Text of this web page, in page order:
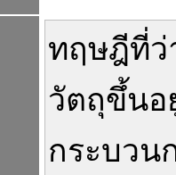
ทฤษฎีที่ว่
วัตถุขึ้นอ
กระบวน